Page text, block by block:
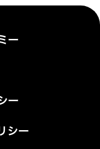
ー
ー
シー